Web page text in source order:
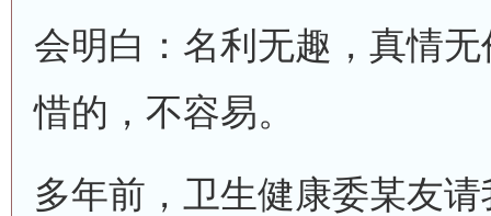
会明白：名利无趣，真情
惜的，不容易。
多年前，卫生健康委某友